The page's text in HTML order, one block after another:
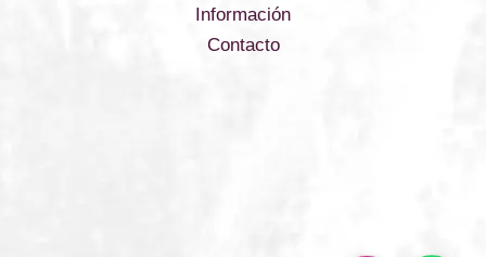
Información
Contacto